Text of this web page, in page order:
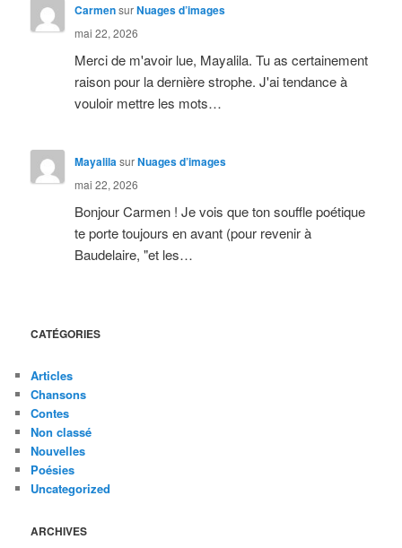
CarmensurNuages d’images
mai 22, 2026
Merci de m'avoir lue, Mayalila. Tu as certainement
raison pour la dernière strophe. J'ai tendance à
vouloir mettre les mots…
MayalilasurNuages d’images
mai 22, 2026
Bonjour Carmen ! Je vois que ton souffle poétique
te porte toujours en avant (pour revenir à
Baudelaire, "et les…
CATÉGORIES
Articles
Chansons
Contes
Non classé
Nouvelles
Poésies
Uncategorized
ARCHIVES